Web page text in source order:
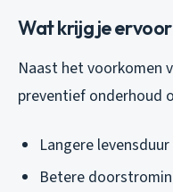
Wat krijg je
Naast het voorkomen
preventief onderhoud
Langere
Betere